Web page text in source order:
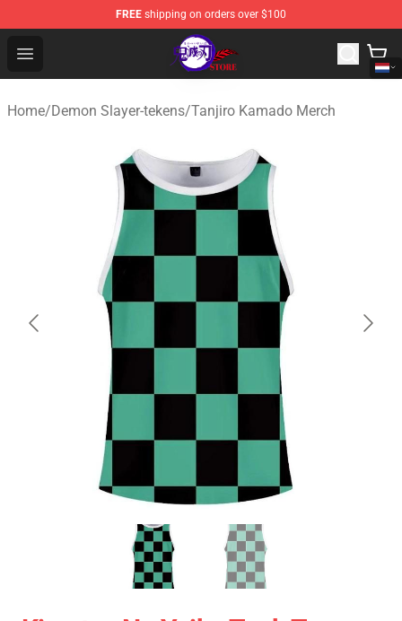
FREE shipping on orders over $100
Open menu
Kimetsu no Yaiba Store - Official Kimetsu no Yaiba
Home/Demon Slayer-tekens/Tanjiro Kamado Merch